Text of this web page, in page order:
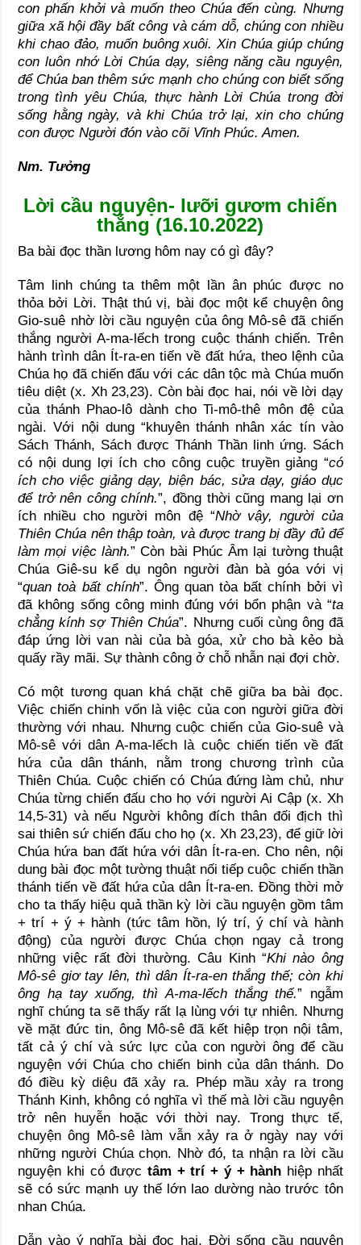
con phấn khởi và muốn theo Chúa đến cùng. Nhưng
giữa xã hội đầy bất công và cám dỗ, chúng con nhiều
khi chao đảo, muốn buông xuôi. Xin Chúa giúp chúng
con luôn nhớ Lời Chúa dạy, siêng năng cầu nguyện,
để Chúa ban thêm sức mạnh cho chúng con biết sống
trong tình yêu Chúa, thực hành Lời Chúa trong đời
sống hằng ngày, và khi Chúa trở lại, xin cho chúng
con được Người đón vào cõi Vĩnh Phúc. Amen.
Nm. Tưởng
Lời cầu nguyện- lưỡi gươm chiến
thắng (16.10.2022)
Ba bài đọc thần lương hôm nay có gì đây?
Tâm linh chúng ta thêm một lần ân phúc được no
thỏa bởi Lời. Thật thú vị, bài đọc một kể chuyện ông
Gio-suê nhờ lời cầu nguyện của ông Mô-sê đã chiến
thắng người A-ma-lếch trong cuộc thánh chiến. Trên
hành trình dân Ít-ra-en tiến về đất hứa, theo lệnh của
Chúa họ đã chiến đấu với các dân tộc mà Chúa muốn
tiêu diệt (x. Xh 23,23). Còn bài đọc hai, nói về lời dạy
của thánh Phao-lô dành cho Ti-mô-thê môn đệ của
ngài. Với nội dung “khuyên thánh nhân xác tín vào
Sách Thánh, Sách được Thánh Thần linh ứng. Sách
có nội dung lợi ích cho công cuộc truyền giảng “có
ích cho việc giảng dạy, biện bác, sửa dạy, giáo dục
để trở nên công chính.”, đồng thời cũng mang lại ơn
ích nhiều cho người môn đệ “Nhờ vậy, người của
Thiên Chúa nên thập toàn, và được trang bị đầy đủ để
làm mọi việc lành.” Còn bài Phúc Âm lại tường thuật
Chúa Giê-su kể dụ ngôn người đàn bà góa với vị
“quan toà bất chính”. Ông quan tòa bất chính bởi vì
đã không sống công minh đúng với bổn phận và “ta
chẳng kính sợ Thiên Chúa”. Nhưng cuối cùng ông đã
đáp ứng lời van nài của bà góa, xử cho bà kẻo bà
quấy rầy mãi. Sự thành công ở chỗ nhẫn nại đợi chờ.
Có một tương quan khá chặt chẽ giữa ba bài đọc.
Việc chiến chinh vốn là việc của con người giữa đời
thường với nhau. Nhưng cuộc chiến của Gio-suê và
Mô-sê với dân A-ma-lếch là cuộc chiến tiến về đất
hứa của dân thánh, nằm trong chương trình của
Thiên Chúa. Cuộc chiến có Chúa đứng làm chủ, như
Chúa từng chiến đấu cho họ với người Ai Cập (x. Xh
14,5-31) và nếu Người không đích thân đối địch thì
sai thiên sứ chiến đấu cho họ (x. Xh 23,23), để giữ lời
Chúa hứa ban đất hứa với dân Ít-ra-en. Cho nên, nội
dung bài đọc một tường thuật nối tiếp cuộc chiến thần
thánh tiến về đất hứa của dân Ít-ra-en. Đồng thời mở
cho ta thấy hiệu quả thần kỳ lời cầu nguyện gồm tâm
+ trí + ý + hành (tức tâm hồn, lý trí, ý chí và hành
động) của người được Chúa chọn ngay cả trong
những việc rất đời thường. Câu Kinh “Khi nào ông
Mô-sê giơ tay lên, thì dân Ít-ra-en thắng thế; còn khi
ông hạ tay xuống, thì A-ma-lếch thắng thế.” ngẫm
nghĩ chúng ta sẽ thấy rất lạ lùng với tự nhiên. Nhưng
về mặt đức tin, ông Mô-sê đã kết hiệp trọn nội tâm,
tất cả ý chí và sức lực của con người ông để cầu
nguyện với Chúa cho chiến binh của dân thánh. Do
đó điều kỳ diệu đã xảy ra. Phép mầu xảy ra trong
Thánh Kinh, không có nghĩa vì thế mà lời cầu nguyện
trở nên huyễn hoặc với thời nay. Trong thực tế,
chuyện ông Mô-sê làm vẫn xảy ra ở ngày nay với
những người Chúa chọn. Nhờ đó, ta nhận ra lời cầu
nguyện khi có đượctâm + trí + ý + hành hiệp nhất
sẽ có sức mạnh uy thế lớn lao dường nào trước tôn
nhan Chúa.
Dẫn vào ý nghĩa bài đọc hai. Đời sống cầu nguyện